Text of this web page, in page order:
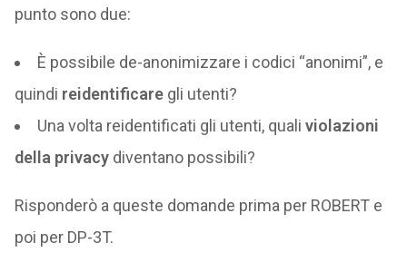
punto sono due:
È possibile de-anonimizzare i codici “anonimi”, e
quindi reidentificaregli utenti?
Una volta reidentificati gli utenti, quali violazioni
della privacydiventano possibili?
Risponderò a queste domande prima per ROBERT e
poi per DP-3T.